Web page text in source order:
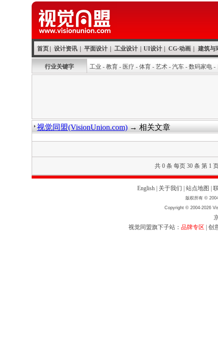
首页 设计资讯 平面设计 工业设计 UI设计 CG·动画 建筑与
行业关键字 工业 - 教育 - 医疗 - 体育 - 艺术 - 汽车 - 数码家电 -
视觉同盟(VisionUnion.com) → 相关文章
共 0 条 每页 30 条 第 1
English 关于我们 站点地图
版权所有 ©
Copyright © 2004-2026
视觉同盟旗下子站： 品牌专区 创